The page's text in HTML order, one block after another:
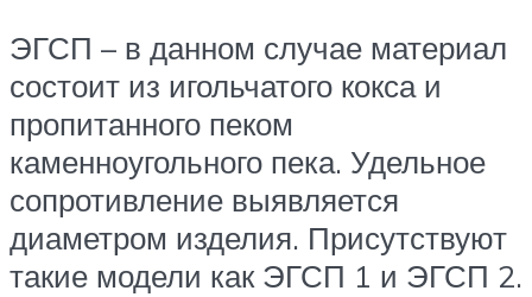
ЭГСП – в данном случае материал
состоит из игольчатого кокса и
пропитанного пеком
каменноугольного пека. Удельное
сопротивление выявляется
диаметром изделия. Присутствуют
такие модели как ЭГСП 1 и ЭГСП 2.